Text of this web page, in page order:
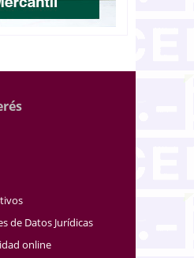
de Datos Jurídicas
online